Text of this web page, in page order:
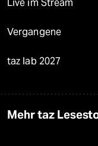
Live im Stream
Vergangene
taz lab 2027
Mehr taz